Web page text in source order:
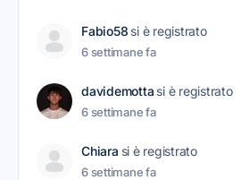
Fabio58 si è registrato
6 settimane fa
davidemotta si è registrato
6 settimane fa
Chiara si è registrato
6 settimane fa